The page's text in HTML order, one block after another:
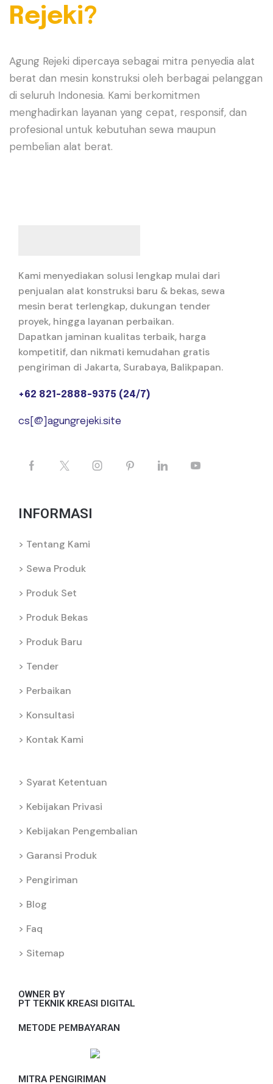
Rejeki?
Agung Rejeki dipercaya sebagai mitra penyedia alat
berat dan mesin konstruksi oleh berbagai pelanggan
di seluruh Indonesia. Kami berkomitmen
menghadirkan layanan yang cepat, responsif, dan
profesional untuk kebutuhan sewa maupun
pembelian alat berat.
Kami menyediakan solusi lengkap mulai dari
penjualan alat konstruksi baru & bekas, sewa
mesin berat terlengkap, dukungan tender
proyek, hingga layanan perbaikan.
Dapatkan jaminan kualitas terbaik, harga
kompetitif, dan nikmati kemudahan gratis
pengiriman di Jakarta, Surabaya, Balikpapan.
+62 821-2888-9375 (24/7)
cs[@]agungrejeki.site
INFORMASI
Tentang Kami
Sewa Produk
Produk Set
Produk Bekas
Produk Baru
Tender
Perbaikan
Konsultasi
Kontak Kami
Syarat Ketentuan
Kebijakan Privasi
Kebijakan Pengembalian
Garansi Produk
Pengiriman
Blog
Faq
Sitemap
OWNER BY
PT TEKNIK KREASI DIGITAL
METODE PEMBAYARAN
MITRA PENGIRIMAN